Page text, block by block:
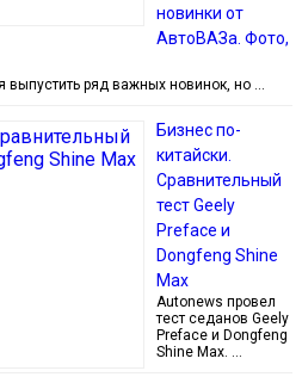
новинки от
АвтоВАЗа. Фото,
выпустить ряд важных новинок, но …
Бизнес по-
китайски.
Сравнительный
тест Geely
Preface и
Dongfeng Shine
Max
Autonews провел
тест седанов Geely
Preface и Dongfeng
Shine Max. …